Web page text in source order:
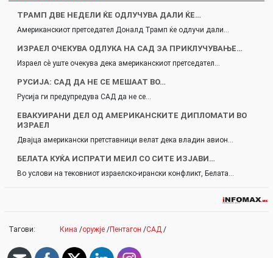
ТРАМП ДВЕ НЕДЕЛИ ЌЕ ОДЛУЧУВА ДАЛИ ЌЕ…
Американскиот претседател Доналд Трамп ќе одлучи дали…
ИЗРАЕЛ ОЧЕКУВА ОДЛУКА НА САД ЗА ПРИКЛУЧУВАЊЕ…
Израел сè уште очекува дека американскиот претседател…
РУСИЈА: САД ДА НЕ СЕ МЕШААТ ВО…
Русија ги предупредува САД да не се…
ЕВАКУИРАНИ ДЕЛ ОД АМЕРИКАНСКИТЕ ДИПЛОМАТИ ВО
ИЗРАЕЛ
Двајца американски претставници велат дека владин авион…
БЕЛАТА КУЌА ИСПРАТИ МЕИЛ СО СИТЕ ИЗЈАВИ…
Во услови на тековниот израелско-ирански конфликт, Белата…
Тагови: Кина /оружје /Пентагон /САД /